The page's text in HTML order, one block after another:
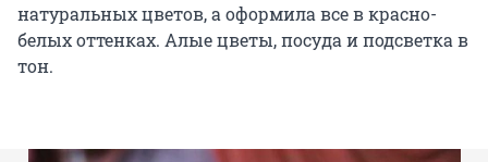
натуральных цветов, а оформила все в красно-
белых оттенках. Алые цветы, посуда и подсветка в
тон.